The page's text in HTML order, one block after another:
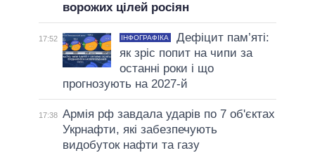
ворожих цілей росіян
17:52 ІНФОГРАФІКА
Дефіцит пам’яті:
як зріс попит на чипи за
останні роки і що
прогнозують на 2027-й
17:38 Армія рф завдала ударів по 7 об'єктах
Укрнафти, які забезпечують
видобуток нафти та газу